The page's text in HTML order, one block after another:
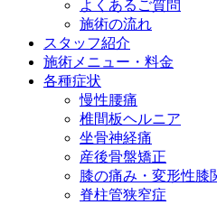
よくあるご質問
施術の流れ
スタッフ紹介
施術メニュー・料金
各種症状
慢性腰痛
椎間板ヘルニア
坐骨神経痛
産後骨盤矯正
膝の痛み・変形性膝
脊柱管狭窄症